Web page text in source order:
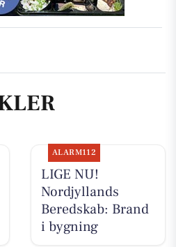
ALARM112
LIGE NU!
Nordjyllands
Beredskab: Brand
i bygning